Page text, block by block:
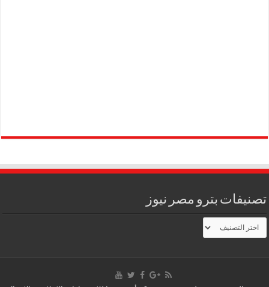
تصنيفات بترو مصر نيوز
تصنيفات
بترو
مصر